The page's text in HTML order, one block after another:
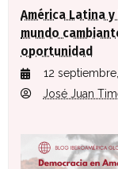
América Latina
mundo
oportunidad
12
José Juan